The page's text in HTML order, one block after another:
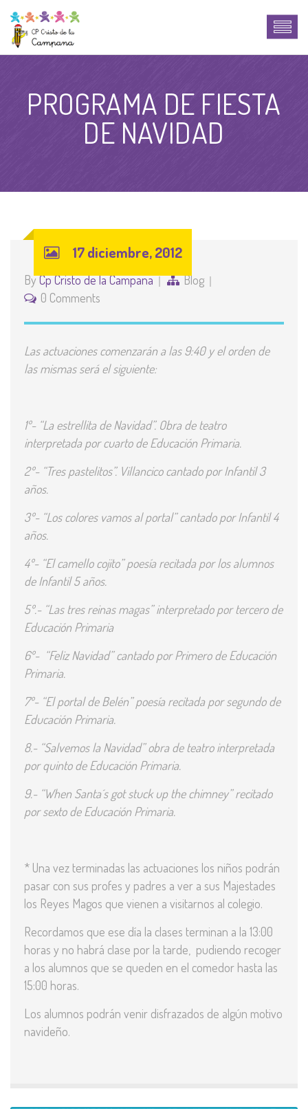
PROGRAMA DE FIESTA
DE NAVIDAD
17 diciembre, 2012
ByCp Cristo de la Campana
Blog
0 Comments
Las actuaciones comenzarán a las 9:40 y el orden de
las mismas será el siguiente:
1º- “La estrellita de Navidad”. Obra de teatro
interpretada por cuarto de Educación Primaria.
2º- “Tres pastelitos”. Villancico cantado por Infantil 3
años.
3º- “Los colores vamos al portal” cantado por Infantil 4
años.
4º- “El camello cojito” poesía recitada por los alumnos
de Infantil 5 años.
5º.- “Las tres reinas magas” interpretado por tercero de
Educación Primaria
6º- “Feliz Navidad” cantado por Primero de Educación
Primaria.
7º- “El portal de Belén” poesía recitada por segundo de
Educación Primaria.
8.- “Salvemos la Navidad” obra de teatro interpretada
por quinto de Educación Primaria.
9.- “When Santa´s got stuck up the chimney”recitado
por sexto de Educación Primaria.
* Una vez terminadas las actuaciones los niños podrán
pasar con sus profes y padres a ver a sus Majestades
los Reyes Magos que vienen a visitarnos al colegio.
Recordamos que ese día la clases terminan a la 13:00
horas y no habrá clase por la tarde, pudiendo recoger
a los alumnos que se queden en el comedor hasta las
15:00 horas.
Los alumnos podrán venir disfrazados de algún motivo
navideño.